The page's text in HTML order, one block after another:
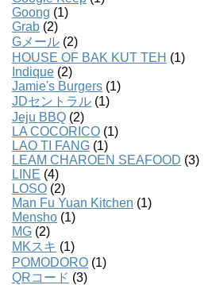
Goong (1)
Grab (2)
Gメール (2)
HOUSE OF BAK KUT TEH (1)
Indique (2)
Jamie's Burgers (1)
JDセントラル (1)
Jeju BBQ (2)
LA COCORICO (1)
LAO TI FANG (1)
LEAM CHAROEN SEAFOOD (3)
LINE (4)
LOSO (2)
Man Fu Yuan Kitchen (1)
Mensho (1)
MG (2)
MKスキ (1)
POMODORO (1)
QRコード (3)